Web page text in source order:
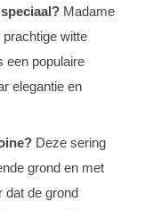
Madame
witte
een populaire
elegantie en
Deze sering
grond en met
dat de grond